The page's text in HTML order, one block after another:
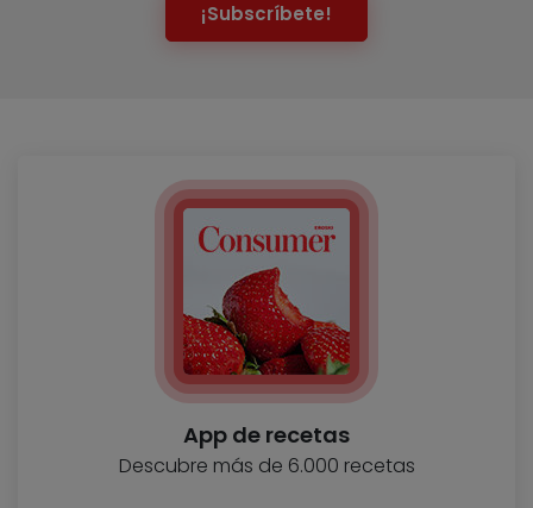
¡Subscríbete!
App de recetas
Descubre más de 6.000 recetas